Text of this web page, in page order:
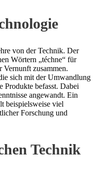
von der Technik. Der
Wörtern „téchne“ für
zusammen.
sich mit der Umwandlung
befasst. Dabei
angewandt. Ein
beispielsweise viel
Forschung und
Technik